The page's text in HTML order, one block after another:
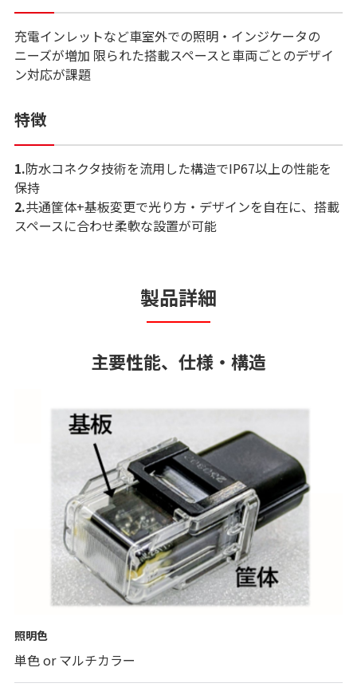
充電インレットなど車室外での照明・インジケータの
ニーズが増加 限られた搭載スペースと車両ごとのデザイ
ン対応が課題
特徴
1.防水コネクタ技術を流用した構造でIP67以上の性能を
保持
2.共通筐体+基板変更で光り方・デザインを自在に、搭載
スペースに合わせ柔軟な設置が可能
製品詳細
主要性能、仕様・構造
照明色
単色 or マルチカラー